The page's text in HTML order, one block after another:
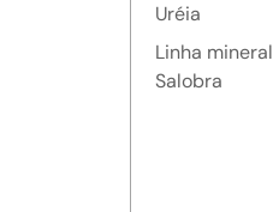
Uréia
Linha mineral
Salobra